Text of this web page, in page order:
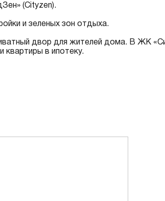
(Cityzen).
и зеленых зон отдыха.
двор для жителей дома. В ЖК
квартиры в ипотеку.